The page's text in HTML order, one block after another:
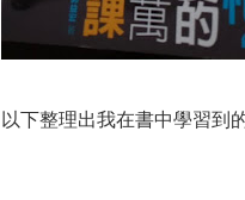
以下整理出我在書中學習到